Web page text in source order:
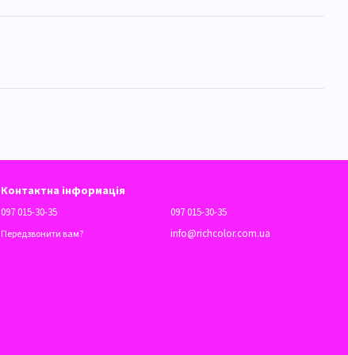
Контактна інформація
097 015-30-35
Передзвонити вам?
097 015-30-35
info@richcolor.com.ua